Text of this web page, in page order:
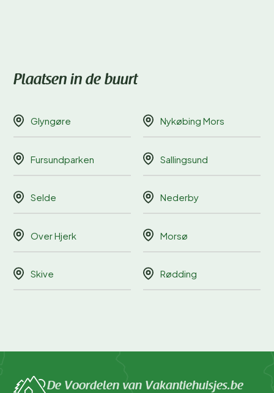
Plaatsen in de buurt
Glyngøre Nykøbing Mors
Fursundparken Sallingsund
Selde Nederby
Over Hjerk Morsø
Skive Rødding
De Voordelen van Vakantiehuisjes.be